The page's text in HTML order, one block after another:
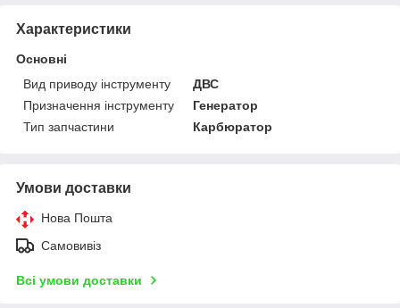
Характеристики
Основні
Вид приводу інструменту
ДВС
Призначення інструменту
Генератор
Тип запчастини
Карбюратор
Умови доставки
Нова Пошта
Самовивіз
Всі умови доставки